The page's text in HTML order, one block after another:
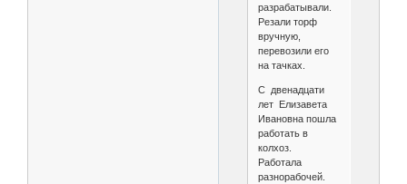
разрабатывали.
Резали торф
вручную,
перевозили его
на тачках.
С двенадцати
лет Елизавета
Ивановна пошла
работать в
колхоз.
Работала
разнорабочей.